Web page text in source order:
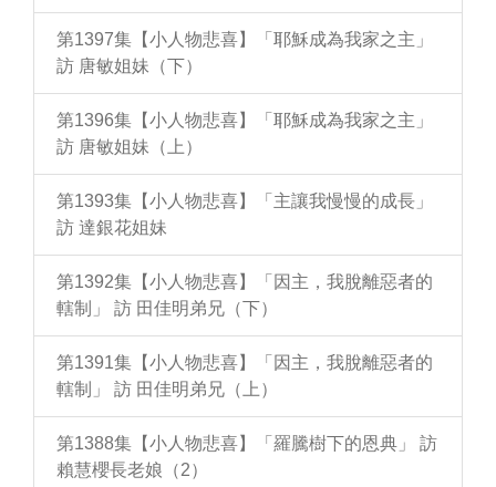
第1397集【小人物悲喜】「耶穌成為我家之主」
訪 唐敏姐妹（下）
第1396集【小人物悲喜】「耶穌成為我家之主」
訪 唐敏姐妹（上）
第1393集【小人物悲喜】「主讓我慢慢的成長」
訪 達銀花姐妹
第1392集【小人物悲喜】「因主，我脫離惡者的
轄制」 訪 田佳明弟兄（下）
第1391集【小人物悲喜】「因主，我脫離惡者的
轄制」 訪 田佳明弟兄（上）
第1388集【小人物悲喜】「羅騰樹下的恩典」 訪
賴慧櫻長老娘（2）